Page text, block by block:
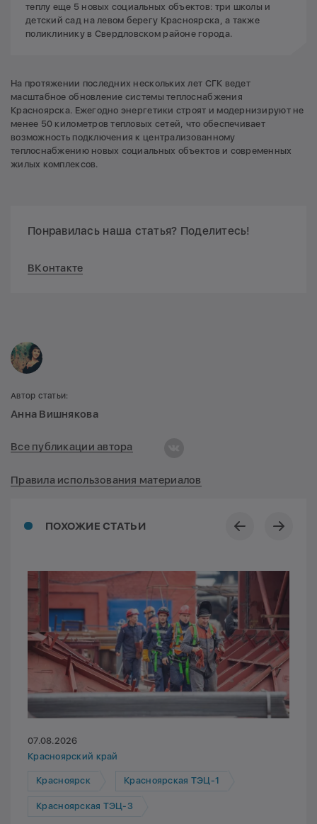
теплу еще 5 новых социальных объектов: три школы и
детский сад на левом берегу Красноярска, а также
поликлинику в Свердловском районе города.
На протяжении последних нескольких лет СГК ведет
масштабное обновление системы теплоснабжения
Красноярска. Ежегодно энергетики строят и модернизируют не
менее 50 километров тепловых сетей, что обеспечивает
возможность подключения к централизованному
теплоснабжению новых социальных объектов и современных
жилых комплексов.
Понравилась наша статья? Поделитесь!
ВКонтакте
ПОХОЖИЕ СТАТЬИ
07.08.2026
Красноярский край
Красноярск Красноярская ТЭЦ-1
Красноярская ТЭЦ-3
Автор статьи:
Анна Вишнякова
Все публикации автора
Правила использования материалов